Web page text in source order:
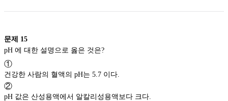
문제 15
①
건강한 사람의 혈액의 pH는 5.7 이다.
②
pH 값은 산성용액에서 알칼리성용액보다 크다.